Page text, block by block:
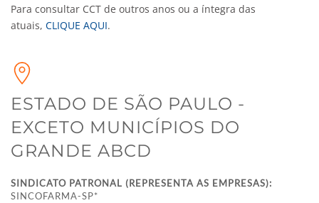
Para consultar CCT de outros anos ou a íntegra das
atuais, CLIQUE AQUI.
ESTADO DE SÃO PAULO -
EXCETO MUNICÍPIOS DO
GRANDE ABCD
SINDICATO PATRONAL (REPRESENTA AS EMPRESAS):
SINCOFARMA-SP*